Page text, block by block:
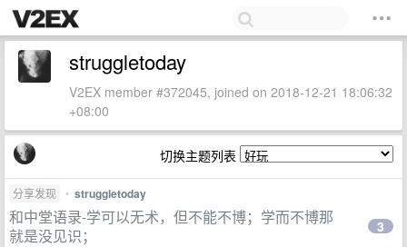
struggletoday
V2EX member #372045, joined on 2018-12-21 18:06:32
+08:00
切换主题列表
分享发现 • struggletoday
和中堂语录-学可以无术，但不能不博；学而不博那
就是没见识；
3